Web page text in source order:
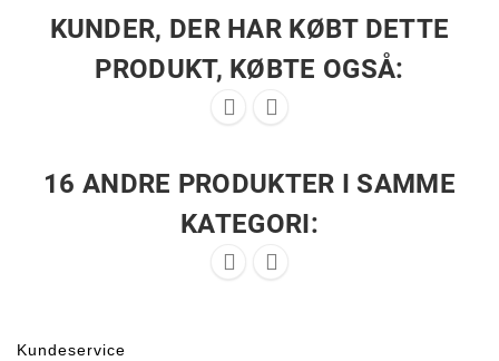
KUNDER, DER HAR KØBT DETTE
PRODUKT, KØBTE OGSÅ:
 
16 ANDRE PRODUKTER I SAMME
KATEGORI:
 
Kundeservice